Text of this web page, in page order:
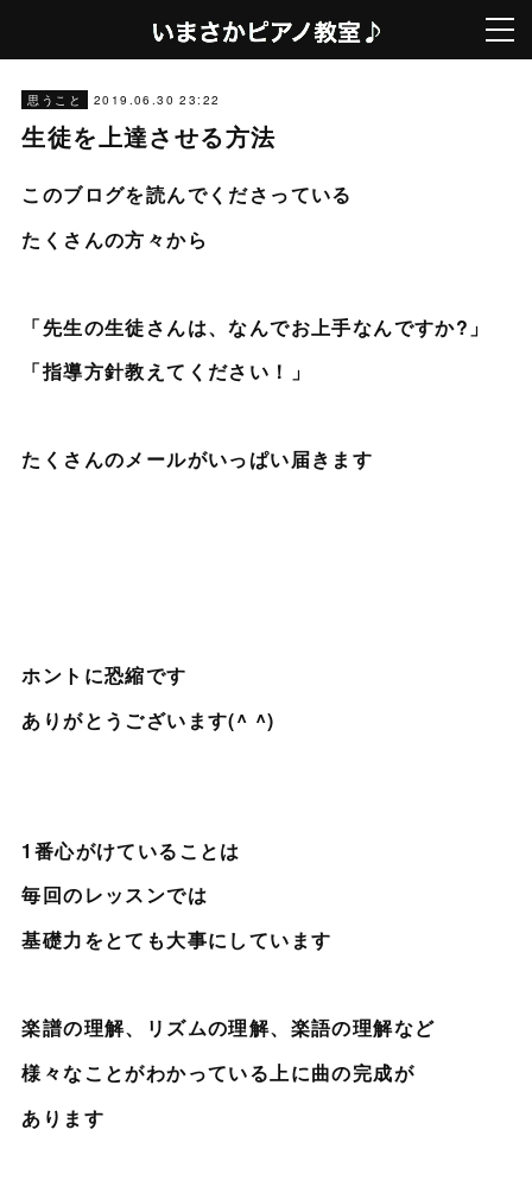
思うこと 2019.06.30 23:22
生徒を上達させる方法
このブログを読んでくださっている
たくさんの方々から
「先生の生徒さんは、なんでお上手なんですか?」
「指導方針教えてください！」
たくさんのメールがいっぱい届きます
ホントに恐縮です
ありがとうございます(^ ^)
1番心がけていることは
毎回のレッスンでは
基礎力をとても大事にしています
楽譜の理解、リズムの理解、楽語の理解など
様々なことがわかっている上に曲の完成が
あります